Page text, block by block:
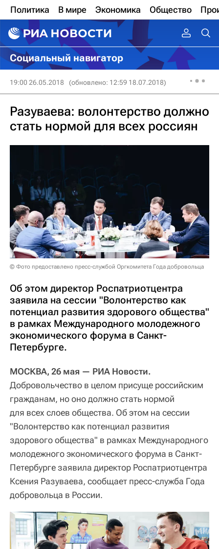
Политика В мире Экономика Общество
Социальный навигатор
19:00 26.05.2018 (обновлено: 12:59 18.07.2018)
Разуваева: волонтерство должно
стать нормой для всех россиян
© Фото предоставлено пресс-службой Оргкомитета Года добровольца
Об этом директор Роспатриотцентра
заявила на сессии "Волонтерство как
потенциал развития здорового общества"
в рамках Международного молодежного
экономического форума в Санкт-
Петербурге.
МОСКВА, 26 мая — РИА Новости.
Добровольчество в целом присуще российским
гражданам, но оно должно стать нормой
для всех слоев общества. Об этом на сессии
"Волонтерство как потенциал развития
здорового общества" в рамках Международного
молодежного экономического форума в Санкт-
Петербурге заявила директор Роспатриотцентра
Ксения Разуваева, сообщает пресс-служба Года
добровольца в России.